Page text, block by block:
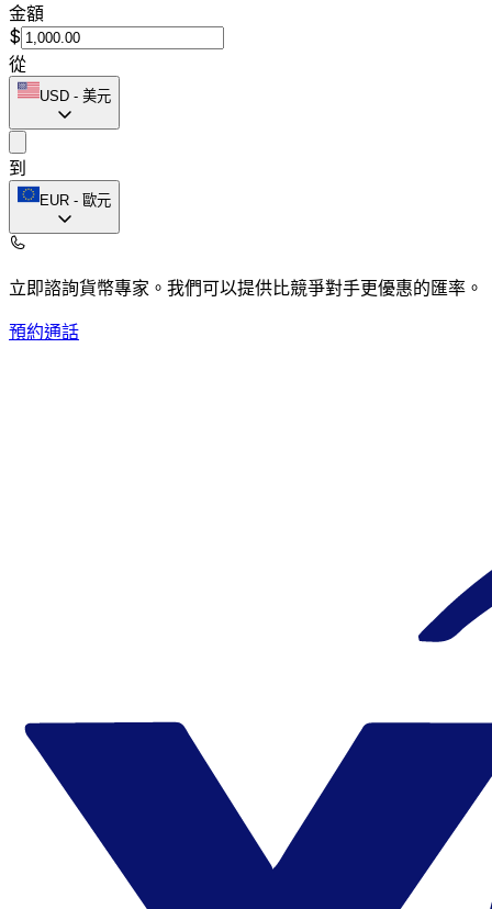
金額
$
從
USD - 美元
到
EUR - 歐元
立即諮詢貨幣專家。 我們可以提供比競爭對手更優惠的匯率。
預約通話